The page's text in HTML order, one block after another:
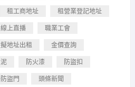
租工商地址 租營業登記地址
線上直播 職業工會
地址出租 金價查詢
防火漆 防盜扣
盜門 頭條新聞